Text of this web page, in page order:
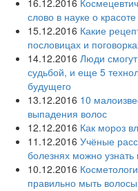
16.12.2016
слово в науке о красоте
15.12.2016 Какие
пословицах и
14.12.2016 Люди
судьбой, и еще 5
будущего
13.12.2016 10
выпадения волос
12.12.2016 Как мороз
11.12.2016 Учёные
болезнях можно узнать
10.12.2016
правильно мыть волосы